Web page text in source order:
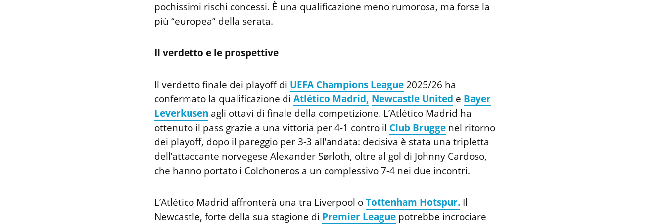
pochissimi rischi concessi. È una qualificazione meno rumorosa, ma forse la
più “europea” della serata.
Il verdetto e le prospettive
Il verdetto finale dei playoff di UEFA Champions League 2025/26 ha
confermato la qualificazione di Atlético Madrid, Newcastle United e Bayer
Leverkusen agli ottavi di finale della competizione. L’Atlético Madrid ha
ottenuto il pass grazie a una vittoria per 4-1 contro il Club Brugge nel ritorno
dei playoff, dopo il pareggio per 3-3 all’andata: decisiva è stata una tripletta
dell’attaccante norvegese Alexander Sørloth, oltre al gol di Johnny Cardoso,
che hanno portato i Colchoneros a un complessivo 7-4 nei due incontri.
L’Atlético Madrid affronterà una tra Liverpool oTottenham Hotspur. Il
Newcastle, forte della sua stagione di Premier League potrebbe incrociare